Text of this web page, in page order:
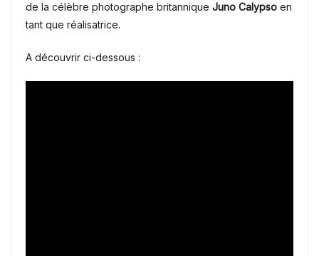
de la célèbre photographe britannique Juno Calypso en
tant que réalisatrice.
A découvrir ci-dessous :